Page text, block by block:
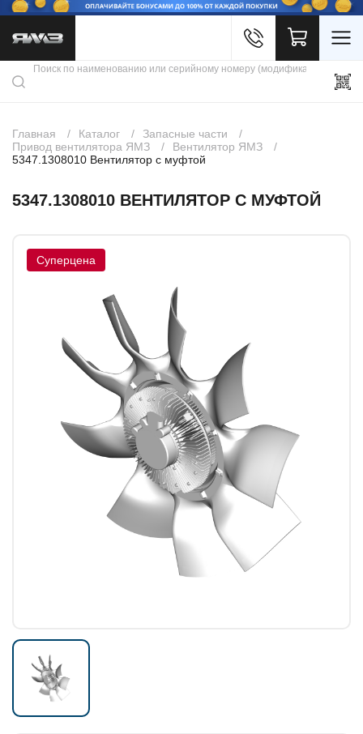
Каталог продукции
Скидки
Контакты
Главная Каталог
Запасные части
Привод вентилятора ЯМЗ
Вентилятор ЯМЗ
5347.1308010 Вентилятор с муфтой
5347.1308010 ВЕНТИЛЯТОР С МУФТОЙ
Суперцена